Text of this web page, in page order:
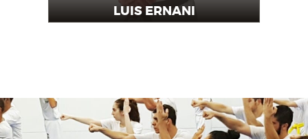
LUIS ERNANI
Instrutor